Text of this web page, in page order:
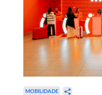
MOBILIDADE